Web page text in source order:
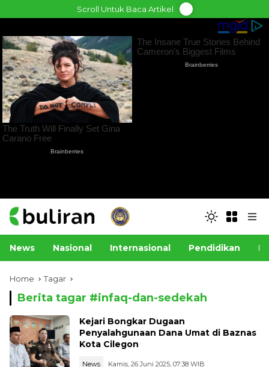
to
Scroll Untuk Baca Artikel
News Nasional Internasional Pendidikan
Home Tagar
Berita tagar #infaq-dan-sedekah
Kejari Bongkar Dugaan
Penyalahgunaan Dana Umat di Baznas
Kota Cilegon
News Kamis, 26 Juni 2025, 07:38 WIB